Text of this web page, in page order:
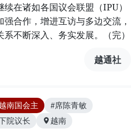
在诸如各国议会联盟（IPU）
合作，增进互访与多边交流，
不断深入、务实发展。（完）
越通社
南国会主
#席陈青敏
院议长 越南